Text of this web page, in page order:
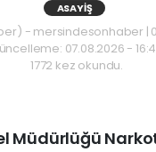
ASAYIŞ
- mersindesonhaber |
07.08.2026 -
1772 kez okundu.
Müdürlüğü